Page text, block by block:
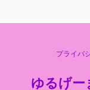
プライバ
ゆるげー